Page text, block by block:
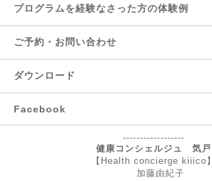
プログラムを経験なさった方の体験例
ご予約・お問い合わせ
ダウンロード
Facebook
------------------
健康コンシェルジュ 気戸
【Health concierge kiiico】
加藤由紀子